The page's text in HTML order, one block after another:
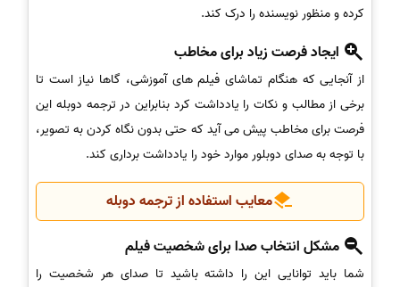
کرده و منظور نویسنده را درک کند.
ایجاد فرصت زیاد برای مخاطب
از آنجایی که هنگام تماشای فیلم های آموزشی، گاها نیاز است تا
برخی از مطالب و نکات را یادداشت کرد بنابراین در ترجمه دوبله این
فرصت برای مخاطب پیش می آید که حتی بدون نگاه کردن به تصویر،
با توجه به صدای دوبلور موارد خود را یادداشت برداری کند.
معایب استفاده از ترجمه دوبله
مشکل انتخاب صدا برای شخصیت فیلم
شما باید توانایی این را داشته باشید تا صدای هر شخصیت را